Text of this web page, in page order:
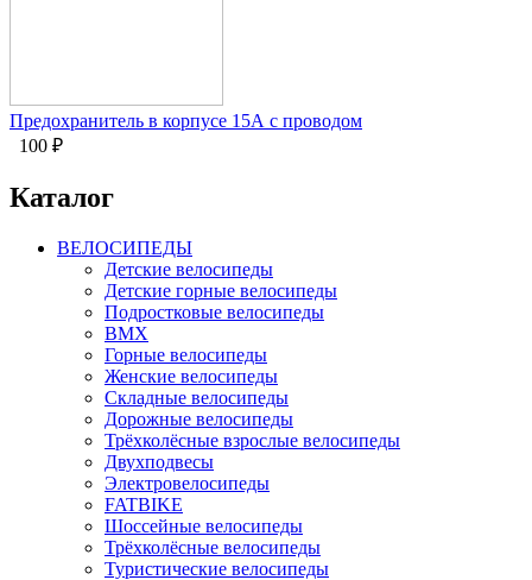
Предохранитель в корпусе 15А с проводом
100 ₽
Каталог
ВЕЛОСИПЕДЫ
Детские велосипеды
Детские горные велосипеды
Подростковые велосипеды
BMX
Горные велосипеды
Женские велосипеды
Складные велосипеды
Дорожные велосипеды
Трёхколёсные взрослые велосипеды
Двухподвесы
Электровелосипеды
FATBIKE
Шоссейные велосипеды
Трёхколёсные велосипеды
Туристические велосипеды